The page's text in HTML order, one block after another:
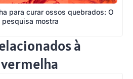
para curar ossos quebrados: O
pesquisa mostra
à